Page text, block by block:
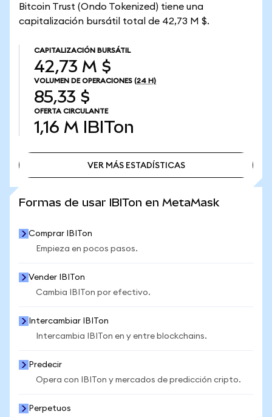
Bitcoin Trust (Ondo Tokenized) tiene una
capitalización bursátil total de 42,73 M $.
CAPITALIZACIÓN BURSÁTIL
42,73 M $
VOLUMEN DE OPERACIONES (24 H)
85,33 $
OFERTA CIRCULANTE
1,16 M IBITon
VER MÁS ESTADÍSTICAS
Formas de usar IBITon en MetaMask
Comprar IBITon
Empieza en pocos pasos.
Vender IBITon
Cambia IBITon por efectivo.
Intercambiar IBITon
Intercambia IBITon en y entre blockchains.
Predecir
Opera con IBITon y mercados de predicción cripto.
Perpetuos